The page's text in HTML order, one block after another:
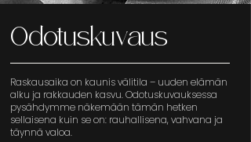
Odotuskuvaus
Raskausaika on kaunis välitila – uuden elämän
alku ja rakkauden kasvu.Odotuskuvauksessa
pysähdymme näkemään tämän hetken
sellaisena kuin se on: rauhallisena, vahvana ja
täynnä valoa.